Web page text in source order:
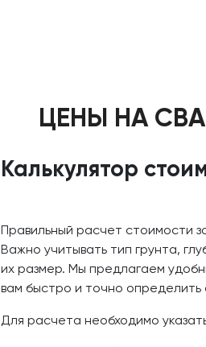
ЦЕНЫ НА
Калькулятор
Правильный расчет стоимости
Важно учитывать тип грунта,
их размер. Мы предлагаем
вам быстро и точно
Для расчета необходимо